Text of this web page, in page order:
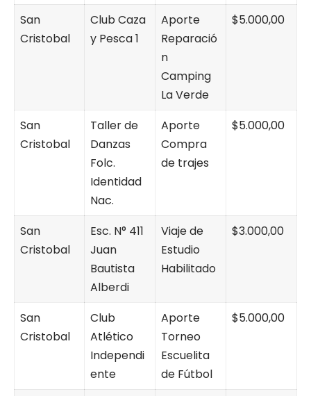
San
Cristobal
Club Caza
y Pesca 1
Aporte
Reparació
n
Camping
La Verde
$5.000,00
San
Cristobal
Taller de
Danzas
Folc.
Identidad
Nac.
Aporte
Compra
de trajes
$5.000,00
San
Cristobal
Esc. N° 411
Juan
Bautista
Alberdi
Viaje de
Estudio
Habilitado
$3.000,00
San
Cristobal
Club
Atlético
Independi
ente
Aporte
Torneo
Escuelita
de Fútbol
$5.000,00